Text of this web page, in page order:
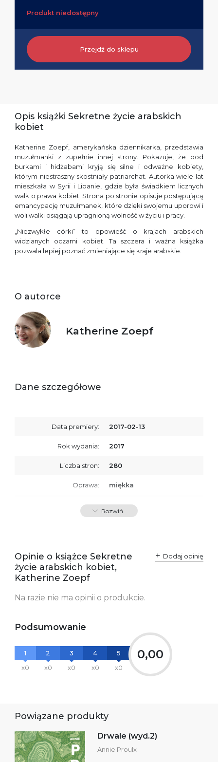
Produkt niedostępny
Przejdź do sklepu
Opis książki Sekretne życie arabskich
kobiet
Katherine Zoepf, amerykańska dziennikarka, przedstawia
muzułmanki z zupełnie innej strony. Pokazuje, że pod
burkami i hidżabami kryją się silne i odważne kobiety,
którym niestraszny skostniały patriarchat. Autorka wiele lat
mieszkała w Syrii i Libanie, gdzie była świadkiem licznych
walk o prawa kobiet. Strona po stronie opisuje postępującą
emancypację muzułmanek, które dzięki swojemu uporowi i
woli walki osiągają upragnioną wolność w życiu i pracy.
„Niezwykłe córki” to opowieść o krajach arabskich
widzianych oczami kobiet. Ta szczera i ważna książka
pozwala lepiej poznać zmieniające się kraje arabskie.
O autorce
Katherine Zoepf
Dane szczegółowe
Data premiery: 2017-02-13
Rok wydania: 2017
Liczba stron: 280
Oprawa: miękka
ISBN 9788379766185
Rozwiń
Opinie o książce Sekretne
życie arabskich kobiet,
Katherine Zoepf
Dodaj opinię
Na razie nie ma opinii o produkcie.
Podsumowanie
1
x0
2
x0
3
x0
4
x0
5
x0
0,00
Powiązane produkty
Drwale (wyd.2)
Annie Proulx